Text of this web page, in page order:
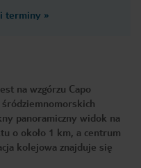
terminy »
na wzgórzu Capo
panoramiczny widok na
o około 1 km, a centrum
kolejowa znajduje się